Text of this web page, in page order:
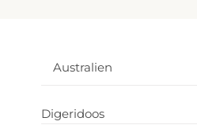
Australien
Digeridoos